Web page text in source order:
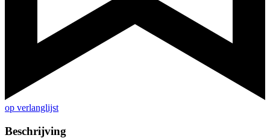
op verlanglijst
Beschrijving